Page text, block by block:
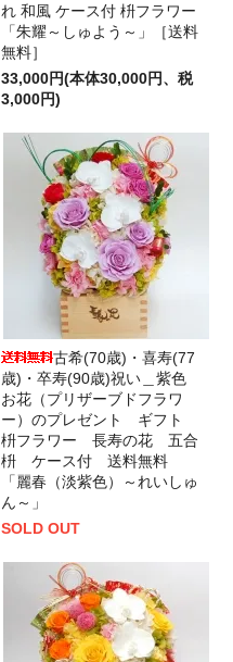
れ 和風 ケース付 枡フラワー
「朱耀～しゅよう～」［送料
無料］
33,000円(本体30,000円、税
3,000円)
古希(70歳)・喜寿(77
歳)・卒寿(90歳)祝い＿紫色
お花（プリザーブドフラワ
ー）のプレゼント ギフト
枡フラワー 長寿の花 五合
枡 ケース付 送料無料
「麗春（淡紫色）～れいしゅ
ん～」
SOLD OUT